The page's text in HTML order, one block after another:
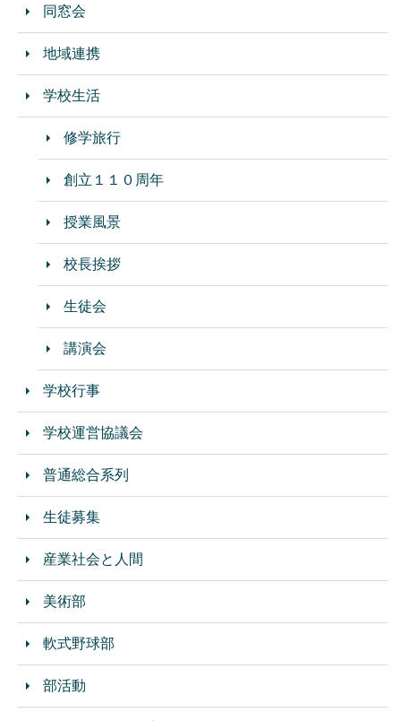
同窓会
地域連携
学校生活
修学旅行
創立１１０周年
授業風景
校長挨拶
生徒会
講演会
学校行事
学校運営協議会
普通総合系列
生徒募集
産業社会と人間
美術部
軟式野球部
部活動